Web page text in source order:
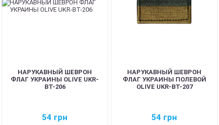
НАРУКАВНЫЙ ШЕВРОН
ФЛАГ УКРАИНЫ OLIVE UKR-
BT-206
54 грн
НАРУКАВНЫЙ ШЕВРОН
ФЛАГ УКРАИНЫ ПОЛЕВОЙ
OLIVE UKR-BT-207
54 грн